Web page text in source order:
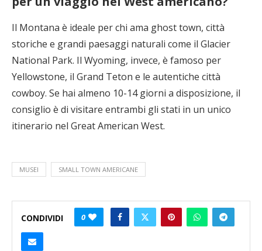
Il Montana è ideale per chi ama ghost town, città
storiche e grandi paesaggi naturali come il Glacier
National Park. Il Wyoming, invece, è famoso per
Yellowstone, il Grand Teton e le autentiche città
cowboy. Se hai almeno 10-14 giorni a disposizione, il
consiglio è di visitare entrambi gli stati in un unico
itinerario nel Great American West.
MUSEI SMALL TOWN AMERICANE
CONDIVIDI 0